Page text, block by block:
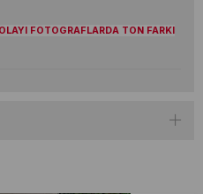
FOTOGRAFLARDA TON FARKI